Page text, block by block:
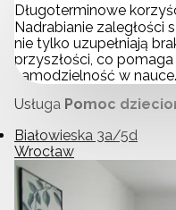
Długoterminowe
Nadrabianie zaległości
nie tylko uzupełniają
przyszłości, co
samodzielność w nauce.
Usługa Pomoc
Białowieska 3a/5d
Wrocław